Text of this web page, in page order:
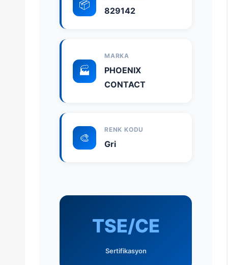
📦
829142
🏭
MARKA
PHOENIX
CONTACT
🎨
RENK KODU
Gri
TSE/CE
Sertifikasyon